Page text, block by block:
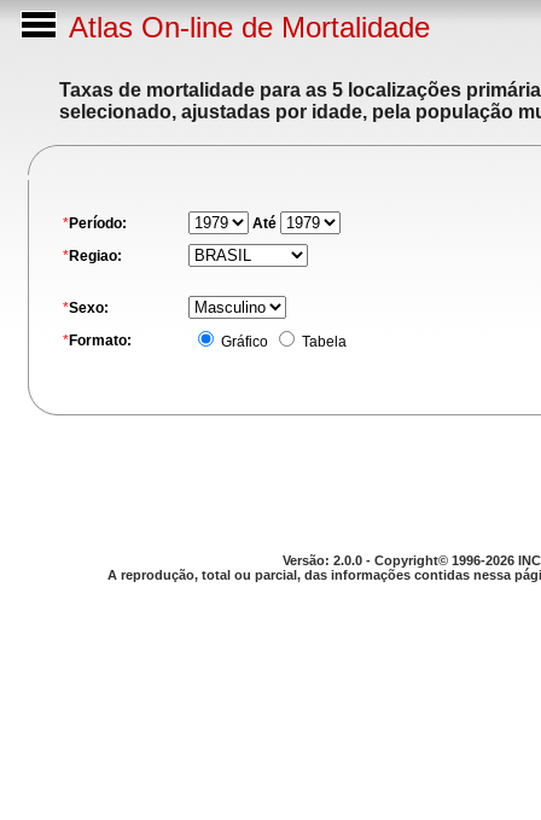
Atlas On-line de Mortalidade
Taxas de mortalidade para as 5 localizações
selecionado, ajustadas por idade, pela população
*Período:
Até
*Regiao:
*Sexo:
*Formato: Gráfico Tabela
Versão: 2.0.0 - Copyright© 1996-2026
A reprodução, total ou parcial, das informações contidas nessa